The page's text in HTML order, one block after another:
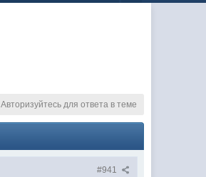
Авторизуйтесь для ответа в теме
#941